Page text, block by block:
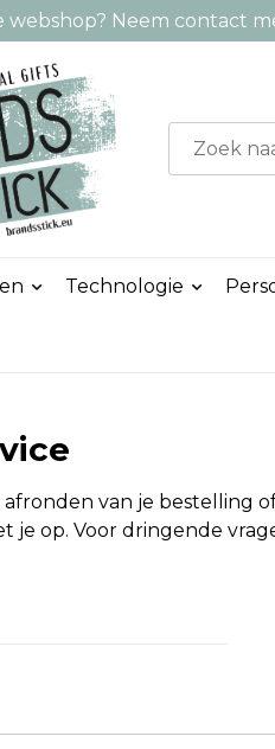
webshop? Neem contact
Technologie
van je bestelling
je op. Voor dringende